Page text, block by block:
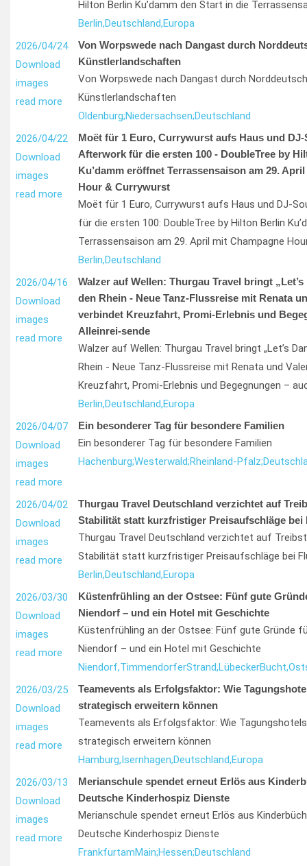
Hilton Berlin Ku’damm den Start in die
Berlin,Deutschland,Europa
2026/04/24
Download
images
read more
Von Worpswede nach Dangast durch
Künstlerlandschaften
Von Worpswede nach Dangast durch
Künstlerlandschaften
Oldenburg;Niedersachsen;Deutschland
2026/04/22
Download
images
read more
Moët für 1 Euro, Currywurst aufs Haus und
Afterwork für die ersten 100 - DoubleTree by
Ku’damm eröffnet Terrassensaison am 29.
Hour & Currywurst
Moët für 1 Euro, Currywurst aufs Haus und DJ-
für die ersten 100: DoubleTree by Hilton Berlin
Terrassensaison am 29. April mit Champagne
Berlin,Deutschland
2026/04/16
Download
images
read more
Walzer auf Wellen: Thurgau Travel bringt
den Rhein - Neue Tanz-Flussreise mit Renata
verbindet Kreuzfahrt, Promi-Erlebnis und
Alleinrei-sende
Walzer auf Wellen: Thurgau Travel bringt „Let’s
Rhein - Neue Tanz-Flussreise mit Renata und
Kreuzfahrt, Promi-Erlebnis und Begegnungen –
Berlin,Deutschland,Europa
2026/04/07
Download
images
read more
Ein besonderer Tag für besondere Familien
Ein besonderer Tag für besondere Familien
Hachenburg;Westerwald;Rheinland-Pfalz;
2026/04/02
Download
images
read more
Thurgau Travel Deutschland verzichtet auf
Stabilität statt kurzfristiger Preisaufschläge bei
Thurgau Travel Deutschland verzichtet auf
Stabilität statt kurzfristiger Preisaufschläge bei
Berlin,Deutschland,Europa
2026/03/30
Download
images
read more
Küstenfrühling an der Ostsee: Fünf gute
Niendorf – und ein Hotel mit Geschichte
Küstenfrühling an der Ostsee: Fünf gute Gründe
Niendorf – und ein Hotel mit Geschichte
Niendorf,TimmendorferStrand,LübeckerBucht,
2026/03/25
Download
images
read more
Teamevents als Erfolgsfaktor: Wie
strategisch erweitern können
Teamevents als Erfolgsfaktor: Wie
strategisch erweitern können
Hamburg,Isernhagen,Deutschland,Europa
2026/03/13
Download
images
read more
Merianschule spendet erneut Erlös aus
Deutsche Kinderhospiz Dienste
Merianschule spendet erneut Erlös aus
Deutsche Kinderhospiz Dienste
FrankfurtamMain;Hessen;Deutschland